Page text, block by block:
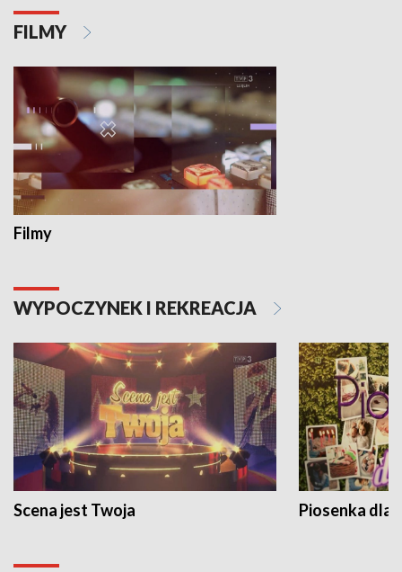
FILMY
Filmy
WYPOCZYNEK I REKREACJA
Scena jest Twoja Piosenka dla